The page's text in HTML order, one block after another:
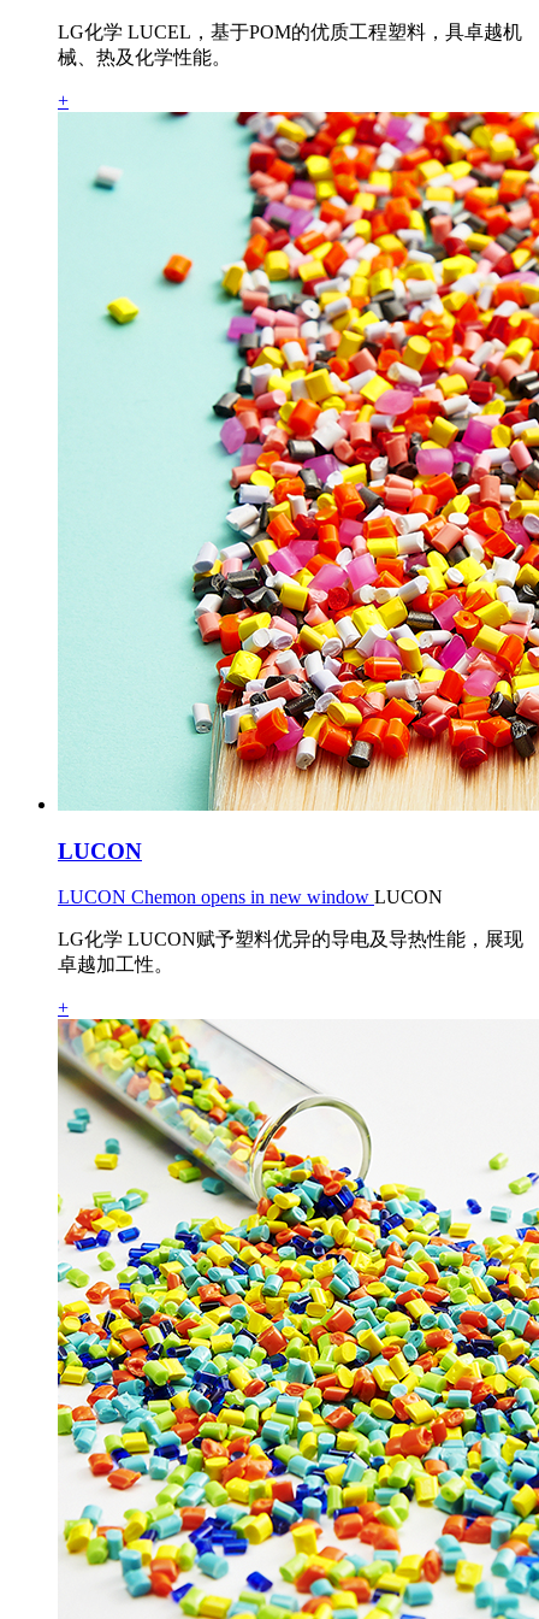
LG化学 LUCEL，基于POM的优质工程塑料，具卓越机
械、热及化学性能。
+
LUCON
LUCON Chemon opens in new window LUCON
LG化学 LUCON赋予塑料优异的导电及导热性能，展现
卓越加工性。
+